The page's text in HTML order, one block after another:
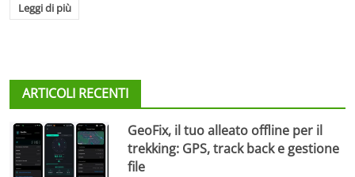
Leggi di più
ARTICOLI RECENTI
GeoFix, il tuo alleato offline per il
trekking: GPS, track back e gestione
file